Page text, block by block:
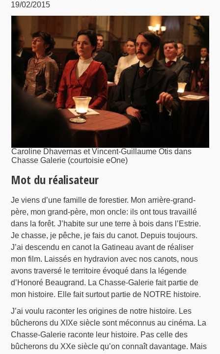
19/02/2015
Caroline Dhavernas et Vincent-Guillaume Otis dans
Chasse Galerie (courtoisie eOne)
Mot du réalisateur
Je viens d’une famille de forestier. Mon arrière-grand-
père, mon grand-père, mon oncle: ils ont tous travaillé
dans la forêt. J’habite sur une terre à bois dans l’Estrie.
Je chasse, je pêche, je fais du canot. Depuis toujours.
J’ai descendu en canot la Gatineau avant de réaliser
mon film. Laissés en hydravion avec nos canots, nous
avons traversé le territoire évoqué dans la légende
d’Honoré Beaugrand. La Chasse-Galerie fait partie de
mon histoire. Elle fait surtout partie de NOTRE histoire.
J’ai voulu raconter les origines de notre histoire. Les
bûcherons du XIXe siècle sont méconnus au cinéma. La
Chasse-Galerie raconte leur histoire. Pas celle des
bûcherons du XXe siècle qu’on connaît davantage. Mais